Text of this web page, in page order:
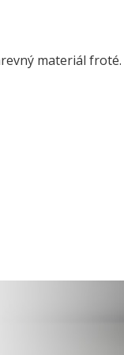
materiál froté.